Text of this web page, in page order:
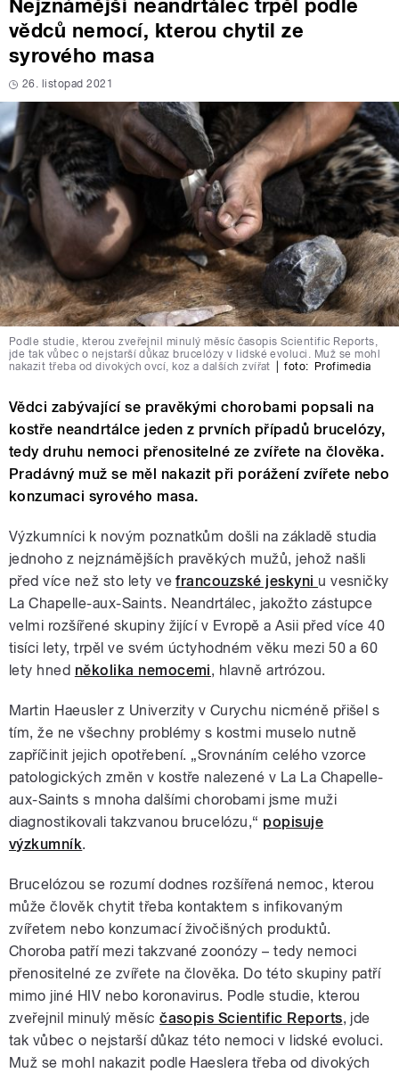
Nejznámější neandrtálec trpěl podle
vědců nemocí, kterou chytil ze
syrového masa
26. listopad 2021
Podle studie, kterou zveřejnil minulý měsíc časopis Scientific Reports,
jde tak vůbec o nejstarší důkaz brucelózy v lidské evoluci. Muž se mohl
nakazit třeba od divokých ovcí, koz a dalších zvířat
foto: Profimedia
Vědci zabývající se pravěkými chorobami popsali na
kostře neandrtálce jeden z prvních případů brucelózy,
tedy druhu nemoci přenositelné ze zvířete na člověka.
Pradávný muž se měl nakazit při porážení zvířete nebo
konzumaci syrového masa.
Výzkumníci k novým poznatkům došli na základě studia
jednoho z nejznámějších pravěkých mužů, jehož našli
před více než sto lety vefrancouzské jeskyni u vesničky
La Chapelle-aux-Saints. Neandrtálec, jakožto zástupce
velmi rozšířené skupiny žijící v Evropě a Asii před více 40
tisíci lety, trpěl ve svém úctyhodném věku mezi 50 a 60
lety hned několika nemocemi, hlavně artrózou.
Martin Haeusler z Univerzity v Curychu nicméně přišel s
tím, že ne všechny problémy s kostmi muselo nutně
zapříčinit jejich opotřebení. „Srovnáním celého vzorce
patologických změn v kostře nalezené v La La Chapelle-
aux-Saints s mnoha dalšími chorobami jsme muži
diagnostikovali takzvanou brucelózu,“ popisuje
výzkumník.
Brucelózou se rozumí dodnes rozšířená nemoc, kterou
může člověk chytit třeba kontaktem s infikovaným
zvířetem nebo konzumací živočišných produktů.
Choroba patří mezi takzvané zoonózy – tedy nemoci
přenositelné ze zvířete na člověka. Do této skupiny patří
mimo jiné HIV nebo koronavirus. Podle studie, kterou
zveřejnil minulý měsícčasopis Scientific Reports, jde
tak vůbec o nejstarší důkaz této nemoci v lidské evoluci.
Muž se mohl nakazit podle Haeslera třeba od divokých